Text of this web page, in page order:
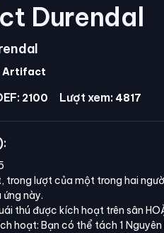
Durendal
Artifact
2100 Lượt xem: 4817
trong lượt của một trong hai
ứng này.
thú được kích hoạt trên sân
hoạt: Bạn có thể tách 1 Nguyên